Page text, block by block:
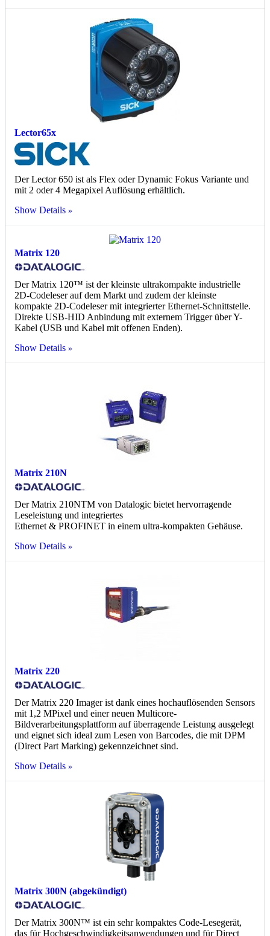
Lector65x
Der Lector 650 ist als Flex oder Dynamic Fokus Variante und
mit 2 oder 4 Megapixel Auflösung erhältlich.
Show Details
Matrix 120
Der Matrix 120™ ist der kleinste ultrakompakte industrielle
2D-Codeleser auf dem Markt und zudem der kleinste
kompakte 2D-Codeleser mit integrierter Ethernet-Schnittstelle.
Direkte USB-HID Anbindung mit externem Trigger über Y-
Kabel (USB und Kabel mit offenen Enden).
Show Details
Matrix 210N
Der Matrix 210NTM von Datalogic bietet hervorragende
Leseleistung und integriertes
Ethernet & PROFINET in einem ultra-kompakten Gehäuse.
Show Details
Matrix 220
Der Matrix 220 Imager ist dank eines hochauflösenden Sensors
mit 1,2 MPixel und einer neuen Multicore-
Bildverarbeitungsplattform auf überragende Leistung ausgelegt
und eignet sich ideal zum Lesen von Barcodes, die mit DPM
(Direct Part Marking) gekennzeichnet sind.
Show Details
Matrix 300N (abgekündigt)
Der Matrix 300N™ ist ein sehr kompaktes Code-Lesegerät,
das für Hochgeschwindigkeitsanwendungen und für Direct